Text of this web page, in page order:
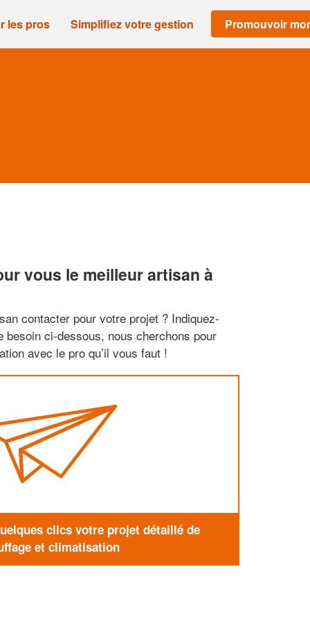
les pros Simplifiez votre gestion Promouvoir
vous le meilleur artisan à
contacter pour votre projet ? Indiquez-
besoin ci-dessous, nous cherchons pour
avec le pro qu’il vous faut !
clics votre projet détaillé de
et climatisation